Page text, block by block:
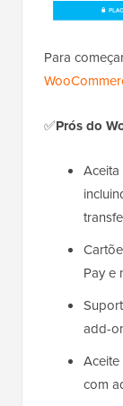
Para
✅Prós do
Pay e
add-
com